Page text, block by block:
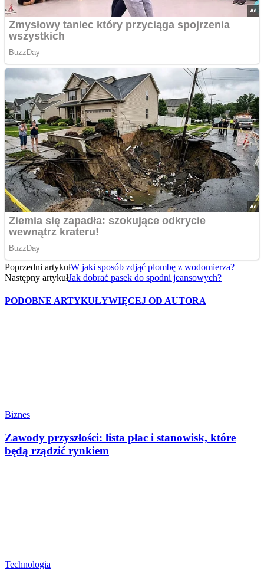
Poprzedni artykułW jaki sposób zdjąć plombę z wodomierza?
Następny artykułJak dobrać pasek do spodni jeansowych?
PODOBNE ARTYKUŁYWIĘCEJ OD AUTORA
Biznes
Zawody przyszłości: lista płac i stanowisk, które
będą rządzić rynkiem
Technologia